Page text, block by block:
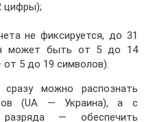
цифры);
не фиксируется, до 31
может быть от 5 до 14
5 до 19 символов).
можно распознать
(UA — Украина), а с
— обеспечить